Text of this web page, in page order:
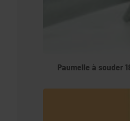
Paumelle à souder